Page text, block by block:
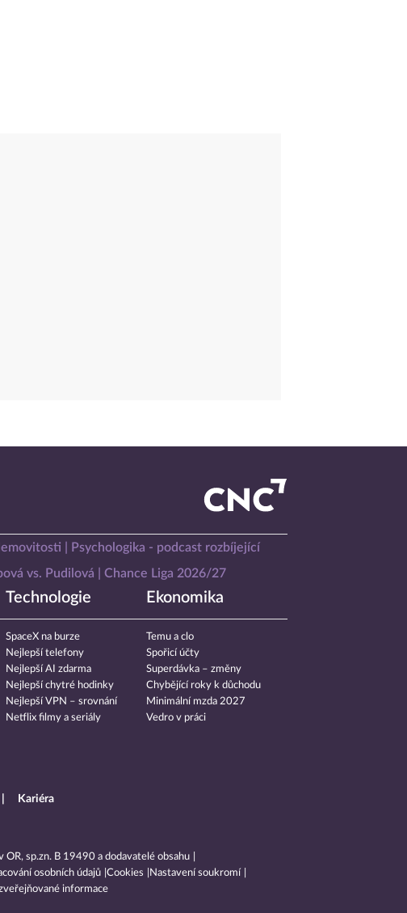
Psychologika - podcast rozbíjející
vs. Pudilová Chance Liga 2026/27
Technologie
SpaceX na burze
Nejlepší telefony
Nejlepší AI zdarma
Nejlepší chytré hodinky
Nejlepší VPN – srovnání
Netflix filmy a seriály
Ekonomika
Temu a clo
Spořicí účty
Superdávka – změny
Chybějící roky k důchodu
Minimální mzda 2027
Vedro v práci
Kariéra
sp.zn. B 19490 a dodavatelé obsahu
osobních údajů Cookies
Nastavení soukromí
informace